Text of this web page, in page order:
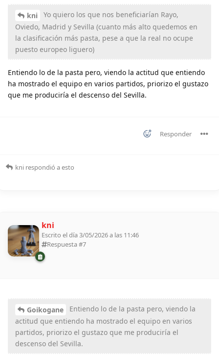
kni
Yo quiero los que nos beneficiarían Rayo,
Oviedo, Madrid y Sevilla (cuanto más alto quedemos en
la clasificación más pasta, pese a que la real no ocupe
puesto europeo liguero)
Entiendo lo de la pasta pero, viendo la actitud que entiendo
ha mostrado el equipo en varios partidos, priorizo el gustazo
que me produciría el descenso del Sevilla.
Responder
kni respondió a esto
kni
Escrito el día 3/05/2026 a las 11:46
Respuesta #7
Goikogane
Entiendo lo de la pasta pero, viendo la
actitud que entiendo ha mostrado el equipo en varios
partidos, priorizo el gustazo que me produciría el
descenso del Sevilla.